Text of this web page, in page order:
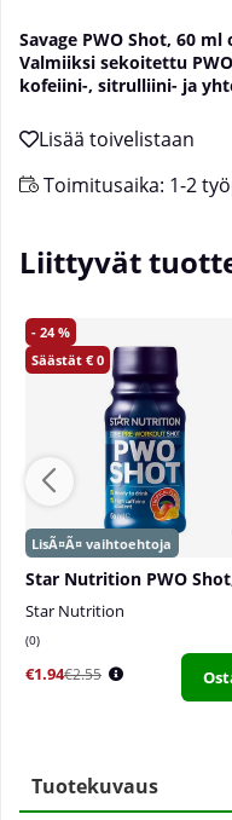
Savage PWO Shot, 60
Valmiiksi sekoitettu
kofeiini-, sitrulliini- ja
Toimitusaika: 1-2
Liittyvät
24
0
Star Nutrition
0
€1.94€2.55
Tuotekuvaus